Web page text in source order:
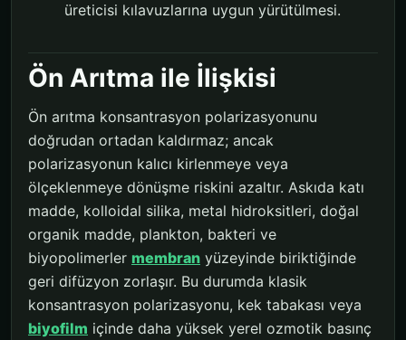
üreticisi kılavuzlarına uygun yürütülmesi.
Ön Arıtma ile İlişkisi
Ön arıtma konsantrasyon polarizasyonunu
doğrudan ortadan kaldırmaz; ancak
polarizasyonun kalıcı kirlenmeye veya
ölçeklenmeye dönüşme riskini azaltır. Askıda katı
madde, kolloidal silika, metal hidroksitleri, doğal
organik madde, plankton, bakteri ve
biyopolimerler membran yüzeyinde biriktiğinde
geri difüzyon zorlaşır. Bu durumda klasik
konsantrasyon polarizasyonu, kek tabakası veya
biyofilm içinde daha yüksek yerel ozmotik basınç